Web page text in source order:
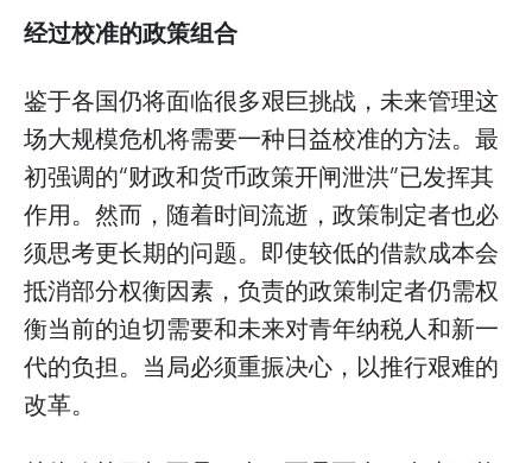
经过校准的政策组合
鉴于各国仍将面临很多艰巨挑战，未来管理这
场大规模危机将需要一种日益校准的方法。最
初强调的“财政和货币政策开闸泄洪”已发挥其
作用。然而，随着时间流逝，政策制定者也必
须思考更长期的问题。即使较低的借款成本会
抵消部分权衡因素，负责的政策制定者仍需权
衡当前的迫切需要和未来对青年纳税人和新一
代的负担。当局必须重振决心，以推行艰难的
改革。